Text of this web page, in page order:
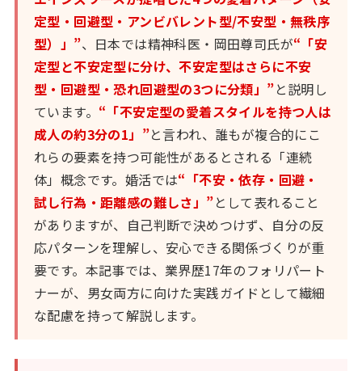
定型・回避型・アンビバレント型/不安型・無秩序
型）」”、日本では精神科医・岡田尊司氏が“「安
定型と不安定型に分け、不安定型はさらに不安
型・回避型・恐れ回避型の3つに分類」”と説明し
ています。 “「不安定型の愛着スタイルを持つ人は
成人の約3分の1」”と言われ、誰もが複合的にこ
れらの要素を持つ可能性があるとされる「連続
体」概念です。婚活では“「不安・依存・回避・
試し行為・距離感の難しさ」”として表れること
がありますが、自己判断で決めつけず、自分の反
応パターンを理解し、安心できる関係づくりが重
要です。本記事では、業界歴17年のフォリパート
ナーが、男女両方に向けた実践ガイドとして繊細
な配慮を持って解説します。